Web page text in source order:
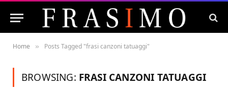
Home » Posts Tagged "frasi canzoni tatuaggi"
BROWSING: FRASI CANZONI TATUAGGI